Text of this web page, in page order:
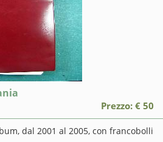
Prezzo: € 50
dal 2001 al 2005, con francobolli